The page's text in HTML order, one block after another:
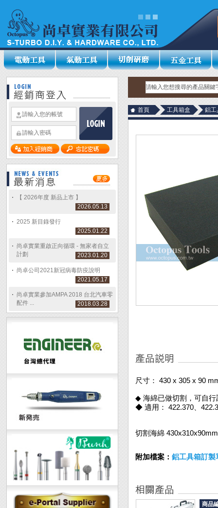
【 2026年度 新品上市 】
2026.05.13
2025 新目錄發行
2025.01.22
尚卓實業重啟正向循環 - 無家者自立
計劃
2023.01.20
尚卓公司2021新冠病毒防疫說明
2021.05.17
尚卓實業參加AMPA 2018 台北汽車零
配件 ...
2018.03.28
首頁 工具箱盒 鋁工
尺寸： 430 x 305 x 90
◆ 海綿已做切割，可自
◆ 適用： 422.370、
切割海綿 430x310x90mm
附加檔案：鋁工具箱訂製
商品